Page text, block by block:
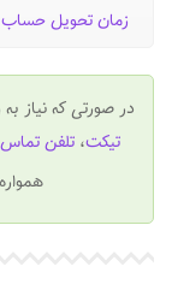
زمان تحویل
در صورتی که نیاز
تیکت،تلفن تماس